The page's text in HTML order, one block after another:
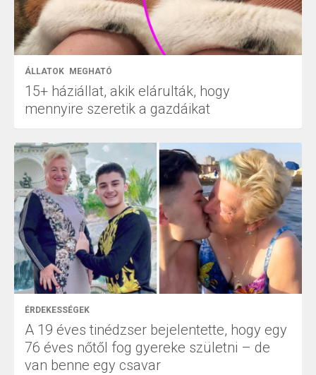
ÁLLATOK MEGHATÓ
15+ háziállat, akik elárulták, hogy
mennyire szeretik a gazdáikat
ÉRDEKESSÉGEK
A 19 éves tinédzser bejelentette, hogy egy
76 éves nőtől fog gyereke születni – de
van benne egy csavar